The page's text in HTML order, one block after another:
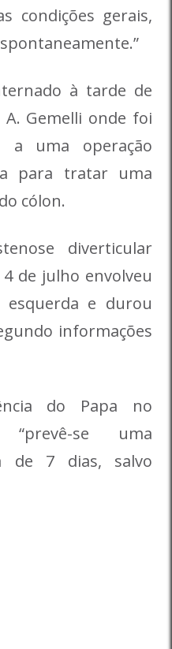
condições gerais,
à tarde de
Gemelli onde foi
a uma operação
para tratar uma
cólon.
diverticular
de julho envolveu
esquerda e durou
informações
do Papa no
“prevê-se uma
de 7 dias, salvo